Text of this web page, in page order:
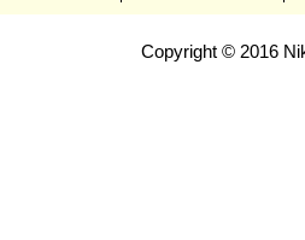
Copyright © 2016